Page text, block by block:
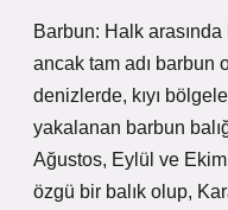
Barbun: Halk
ancak tam adı barbun
denizlerde, kıyı
yakalanan barbun
Ağustos, Eylül ve
özgü bir balık olup,